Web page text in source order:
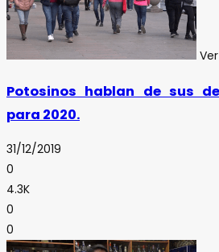
Potosinos hablan de sus
para 2020.
31/12/2019
0
4.3K
0
0